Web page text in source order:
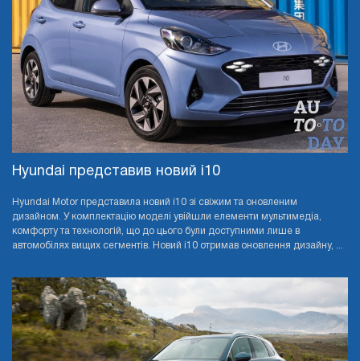
Hyundai представив новий i10
Hyundai Motor представила новий i10 зі свіжим та оновленим
дизайном. У комплектацію моделі увійшли елементи мультимедіа,
комфорту та технологій, що до цього були доступними лише в
автомобілях вищих сегментів. Новий i10 отримав оновлення дизайну, ...